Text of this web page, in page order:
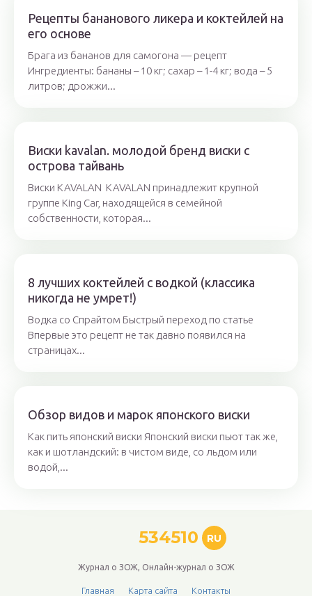
Рецепты бананового ликера и коктейлей на
его основе
Брага из бананов для самогона — рецепт
Ингредиенты: бананы – 10 кг; сахар – 1-4 кг; вода – 5
литров; дрожжи...
Виски kavalan. молодой бренд виски с
острова тайвань
Виски KAVALAN KAVALAN принадлежит крупной
группе King Car, находящейся в семейной
собственности, которая...
8 лучших коктейлей с водкой (классика
никогда не умрет!)
Водка со Спрайтом Быстрый переход по статье
Впервые это рецепт не так давно появился на
страницах...
Обзор видов и марок японского виски
Как пить японский виски Японский виски пьют так же,
как и шотландский: в чистом виде, со льдом или
водой,...
534510 RU
Журнал о ЗОЖ, Онлайн-журнал о ЗОЖ
Главная Карта сайта Контакты